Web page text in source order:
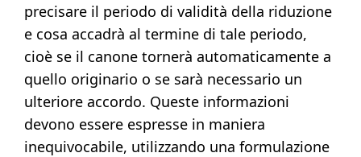
precisare il periodo di validità della riduzione
e cosa accadrà al termine di tale periodo,
cioè se il canone tornerà automaticamente a
quello originario o se sarà necessario un
ulteriore accordo. Queste informazioni
devono essere espresse in maniera
inequivocabile, utilizzando una formulazione